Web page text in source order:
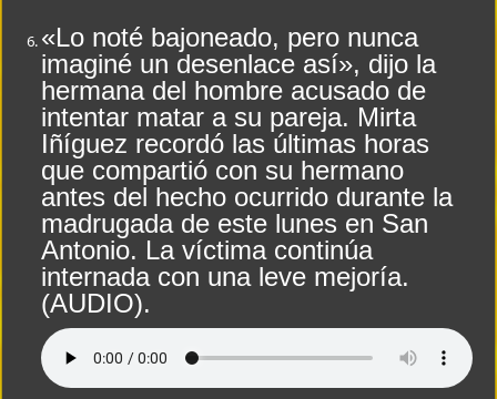
«Lo noté bajoneado, pero nunca
imaginé un desenlace así», dijo la
hermana del hombre acusado de
intentar matar a su pareja. Mirta
Iñíguez recordó las últimas horas
que compartió con su hermano
antes del hecho ocurrido durante la
madrugada de este lunes en San
Antonio. La víctima continúa
internada con una leve mejoría.
(AUDIO).